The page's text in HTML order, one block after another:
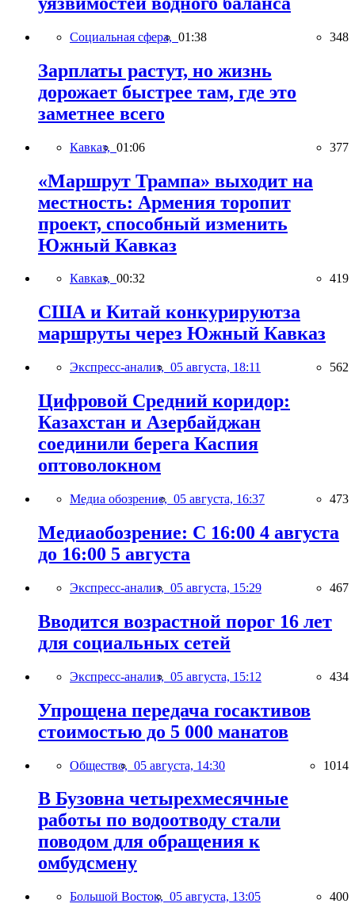
Социальная сфера, 01:38 348
Зарплаты растут, но жизнь
дорожает быстрее там, где это
заметнее всего
Кавказ, 01:06 377
«Маршрут Трампа» выходит на
местность: Армения торопит
проект, способный изменить
Южный Кавказ
Кавказ, 00:32 419
США и Китай конкурируютза
маршруты через Южный Кавказ
Экспресс-анализ, 05 августа, 18:11 562
Цифровой Средний коридор:
Казахстан и Азербайджан
соединили берега Каспия
оптоволокном
Медиа обозрение, 05 августа, 16:37 473
Медиаобозрение: С 16:00 4 августа
до 16:00 5 августа
Экспресс-анализ, 05 августа, 15:29 467
Вводится возрастной порог 16 лет
для социальных сетей
Экспресс-анализ, 05 августа, 15:12 434
Упрощена передача госактивов
стоимостью до 5 000 манатов
Общество, 05 августа, 14:30 1014
В Бузовна четырехмесячные
работы по водоотводу стали
поводом для обращения к
омбудсмену
Большой Восток, 05 августа, 13:05 400